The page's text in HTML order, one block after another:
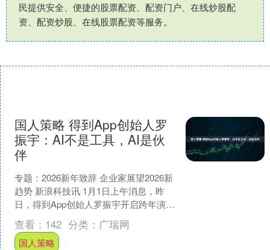
民提供安全、便捷的股票配资、配资门户、在线炒股配
资、配资炒股、在线股票配资等服务。
国人策略 得到App创始人罗
振宇：AI不是工具，AI是伙
伴
专题：2026新年致辞 企业家展望2026新
趋势 新浪科技讯 1月1日上午消息，昨
日，得到App创始人罗振宇开启跨年演
讲，这已经是他第十一次进行跨年演
讲。一开场....
查看： 142 分类： 广瑞网
国人策略